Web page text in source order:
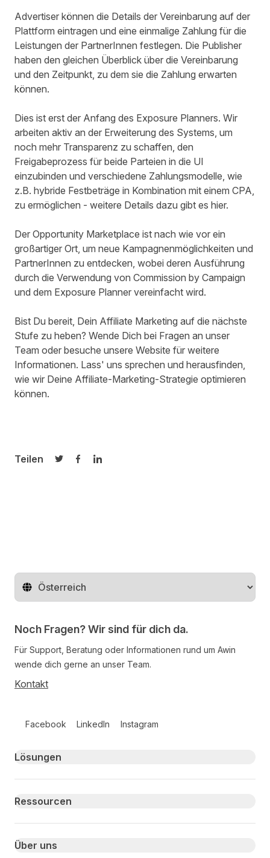
Advertiser können die Details der Vereinbarung auf der
Plattform eintragen und eine einmalige Zahlung für die
Leistungen der PartnerInnen festlegen. Die Publisher
haben den gleichen Überblick über die Vereinbarung
und den Zeitpunkt, zu dem sie die Zahlung erwarten
können.
Dies ist erst der Anfang des Exposure Planners. Wir
arbeiten aktiv an der Erweiterung des Systems, um
noch mehr Transparenz zu schaffen, den
Freigabeprozess für beide Parteien in die UI
einzubinden und verschiedene Zahlungsmodelle, wie
z.B. hybride Festbeträge in Kombination mit einem CPA,
zu ermöglichen - weitere Details dazu gibt es hier.
Der Opportunity Marketplace ist nach wie vor ein
großartiger Ort, um neue Kampagnenmöglichkeiten und
PartnerInnen zu entdecken, wobei deren Ausführung
durch die Verwendung von Commission by Campaign
und dem Exposure Planner vereinfacht wird.
Bist Du bereit, Dein Affiliate Marketing auf die nächste
Stufe zu heben? Wende Dich bei Fragen an unser
Team oder besuche unsere Website für weitere
Informationen. Lass' uns sprechen und herausfinden,
wie wir Deine Affiliate-Marketing-Strategie optimieren
können.
Teilen
Auf Twitter teilen
Auf Facebook teilen
Auf LinkedIn teilen
Region ändern
Noch Fragen? Wir sind für dich da.
Für Support, Beratung oder Informationen rund um Awin
wende dich gerne an unser Team.
Kontakt
Facebook LinkedIn Instagram
Primary footer navigation
Lösungen
Ressourcen
Über uns